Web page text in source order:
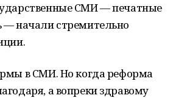
СМИ — печатные
— начали стремительно
в СМИ. Но когда реформа
а вопреки здравому